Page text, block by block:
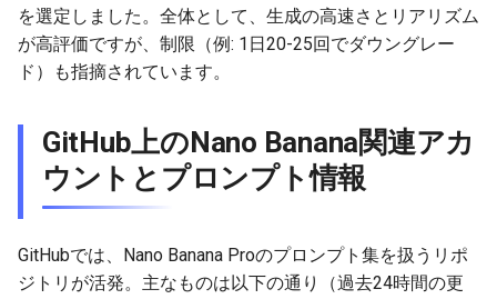
2026-06-06
2026-06-04
2026-06-03
2026-06-01
2025-11-21
2025-11-19
2025-11-18
2025-11-16
2026-06-06
2026-06-04
2026-06-03
2026-06-01
2025-11-21
2025-11-19
2025-11-18
2025-11-16
2026-06-03
2026-06-02
2026-06-01
2026-05-31
2026-05-29
2026-06-03
2026-05-31
2026-05-30
2026-05-28
2025-11-21
2025-11-19
2025-11-18
2025-11-16
2026-06-06
2026-06-04
2026-06-03
2026-06-01
2026-05-31
を選定しました。全体として、生成の高速さとリアリズム
が高評価ですが、制限（例: 1日20-25回でダウングレー
ド）も指摘されています。
GitHub上のNano Banana関連アカ
ウントとプロンプト情報
GitHubでは、Nano Banana Proのプロンプト集を扱うリポ
ジトリが活発。主なものは以下の通り（過去24時間の更